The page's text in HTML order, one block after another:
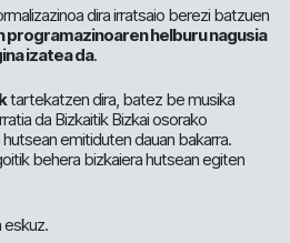
dira irratsaio berezi batzuen
programazinoaren helburu nagusia
izatea da.
tartekatzen dira, batez be musika
da Bizkaitik Bizkai osorako
emitiduten dauan bakarra.
behera bizkaiera hutsean egiten
eskuz.